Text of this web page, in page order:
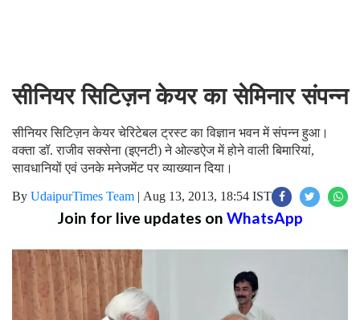
सीनियर सिटिज़न केयर का सेमिनार संपन्न
सीनियर सिटिज़न केयर चेरिटेबल ट्रस्ट का विज्ञान भवन में संपन्न हुआ।
वक्ता डॉ. राजीव सक्सेना (इएनटी) ने ओल्डऐज में होने वाली बिमारियां,
सावधानियों एवं उनके मनेजमेंट पर व्याख्यान दिया।
By UdaipurTimes Team | Aug 13, 2013, 18:54 IST
Join for live updates on WhatsApp